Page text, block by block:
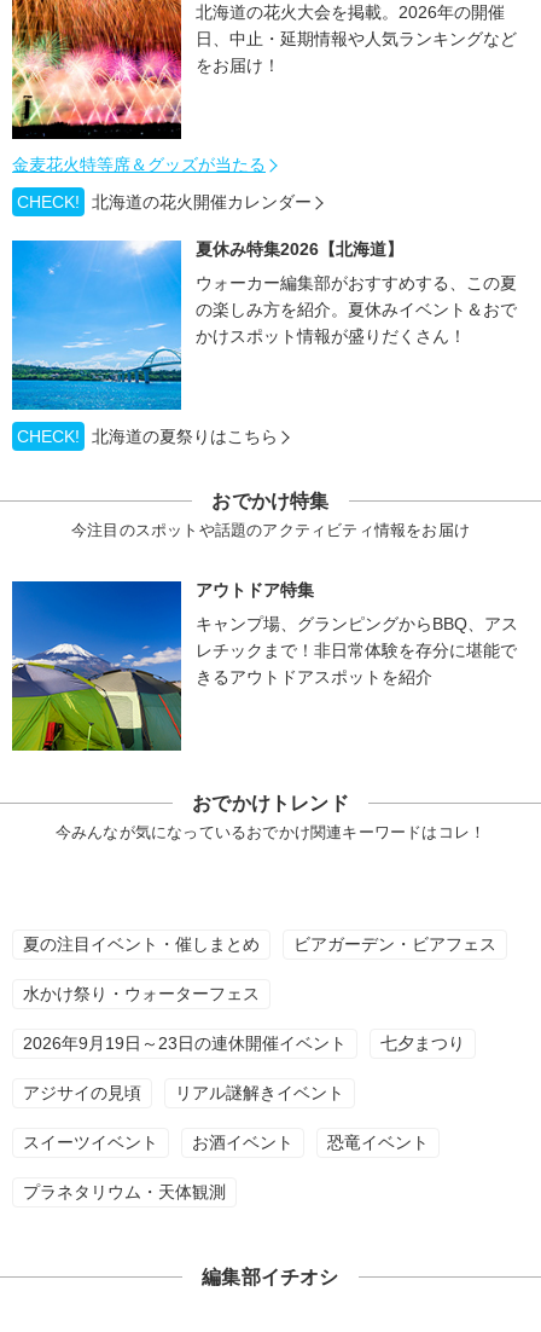
北海道の花火大会を掲載。2026年の開催
日、中止・延期情報や人気ランキングなど
をお届け！
金麦花火特等席＆グッズが当たる
CHECK!
北海道の花火開催カレンダー
夏休み特集2026【北海道】
ウォーカー編集部がおすすめする、この夏
の楽しみ方を紹介。夏休みイベント＆おで
かけスポット情報が盛りだくさん！
CHECK! 北海道の夏祭りはこちら
おでかけ特集
今注目のスポットや話題のアクティビティ情報をお届け
アウトドア特集
キャンプ場、グランピングからBBQ、アス
レチックまで！非日常体験を存分に堪能で
きるアウトドアスポットを紹介
おでかけトレンド
今みんなが気になっているおでかけ関連キーワードはコレ！
夏の注目イベント・催しまとめ ビアガーデン・ビアフェス
水かけ祭り・ウォーターフェス
2026年9月19日～23日の連休開催イベント 七夕まつり
アジサイの見頃 リアル謎解きイベント
スイーツイベント お酒イベント 恐竜イベント
プラネタリウム・天体観測
編集部イチオシ